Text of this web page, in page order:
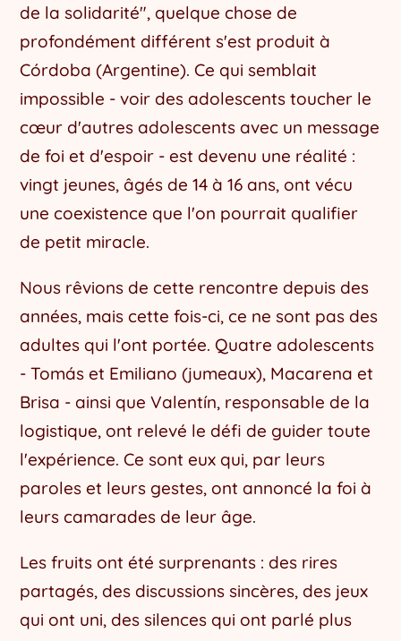
de la solidarité", quelque chose de
profondément différent s'est produit à
Córdoba (Argentine). Ce qui semblait
impossible - voir des adolescents toucher le
cœur d'autres adolescents avec un message
de foi et d'espoir - est devenu une réalité :
vingt jeunes, âgés de 14 à 16 ans, ont vécu
une coexistence que l'on pourrait qualifier
de petit miracle.
Nous rêvions de cette rencontre depuis des
années, mais cette fois-ci, ce ne sont pas des
adultes qui l'ont portée. Quatre adolescents
- Tomás et Emiliano (jumeaux), Macarena et
Brisa - ainsi que Valentín, responsable de la
logistique, ont relevé le défi de guider toute
l'expérience. Ce sont eux qui, par leurs
paroles et leurs gestes, ont annoncé la foi à
leurs camarades de leur âge.
Les fruits ont été surprenants : des rires
partagés, des discussions sincères, des jeux
qui ont uni, des silences qui ont parlé plus